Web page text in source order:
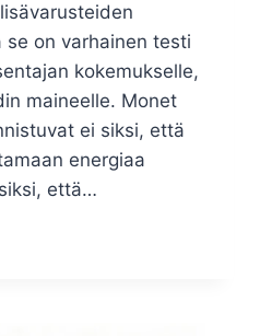
on varhainen testi
kokemukselle,
maineelle. Monet
ei siksi, että
energiaa
että…